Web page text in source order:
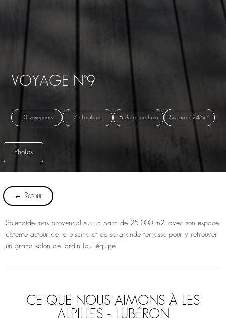
VOYAGE N°9
13 voyageurs 7 chambres 6 Salles de bain Surface : 245m²
Photos
← Retour
Splendide mas provençal sur un parc de 25 000 m2, avec son espace
détente autour de la piscine et de sa grande terrasse pour y retrouver
un grand salon de jardin tout équipé.
CE QUE NOUS AIMONS À LES
ALPILLES - LUBÉRON